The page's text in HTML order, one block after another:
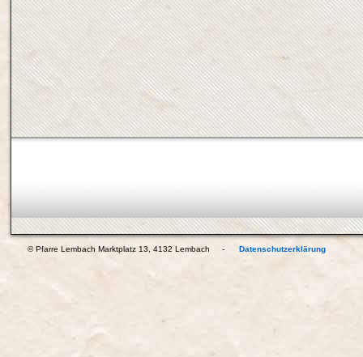
© Pfarre Lembach Marktplatz 13, 4132 Lembach - Datenschutzerklärung